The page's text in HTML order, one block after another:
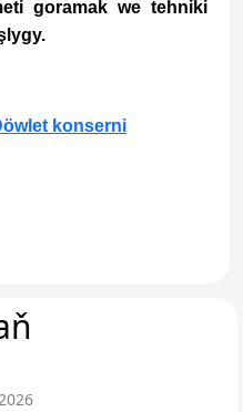
goramak we tehniki
konserni